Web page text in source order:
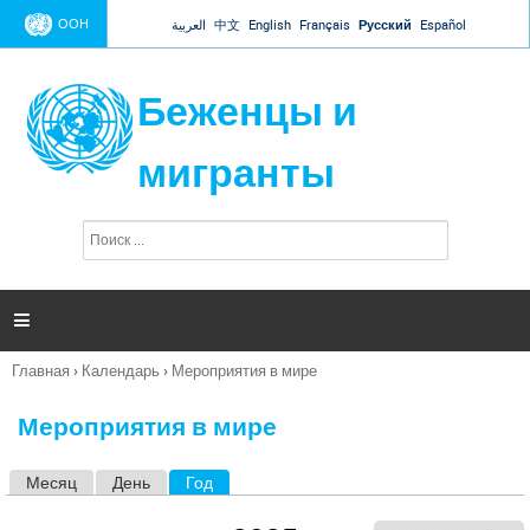
Jump to navigation
ООН العربية 中文 English Français Русский Español
Беженцы и
мигранты
п
и

Вы
Главная › Календарь › Мероприятия в мире
Мероприятия в мире
Месяц День Год